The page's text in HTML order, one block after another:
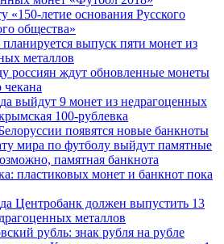
«150-летие основания Русского
общества»
выпуск пяти монет из
металлов
россиян ждут обновленные монеты
чекана
выйдут 9 монет из недрагоценных
100-рублевка
появятся новые банкноты
мира по футболу выйдут памятные
памятная банкнота
пластиковых монет и банкнот пока
Центробанк должен выпустить 13
металлов
рубль: знак рубля на рубле